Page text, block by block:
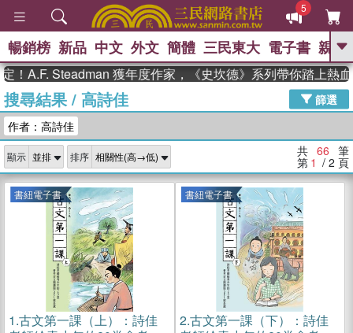
5
GO
高希均教授回憶錄
、 The Odyssey 、 父親節 、 如果歷
獎 臺灣漫遊錄 、 方念華 、 台灣的李
登輝時代
數學女孩：黎曼猜想 、
偉大的迷走神經
暢銷榜 新品 中文 外文 簡體 三民東大 電子書 親子
Steadman 獲年度作家，《史坎德》系列帶你踏上熱血奇幻
搜尋結果/ 高詩佳
篩選
作者：高詩佳
顯示 排序 共 66 筆
第 1 / 2 頁
書紐電子書
1.古文第一課（上）：詩佳
書紐電子書
2.古文第一課（下）：詩佳